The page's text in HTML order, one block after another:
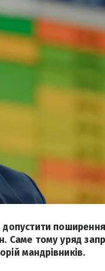
Саме тому уряд
мандрівників.